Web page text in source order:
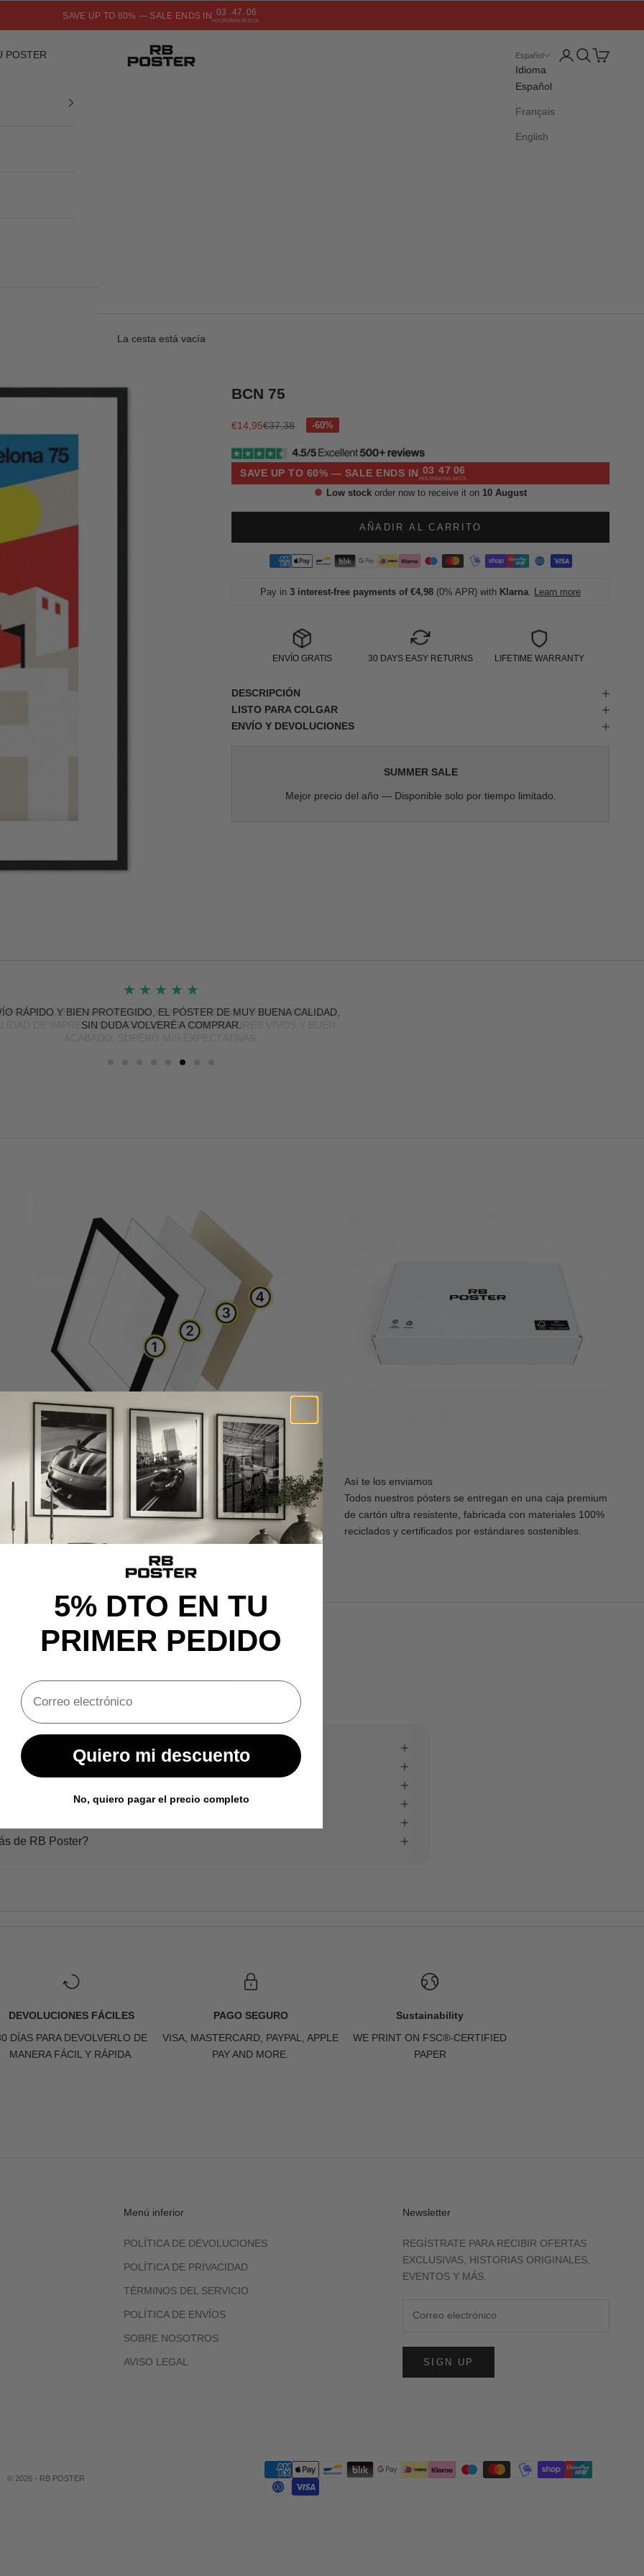
SAVE UP TO 60% — SALE ENDS IN 03
HOURS:47
MINS: 05
SECS
RB POSTER
POSTER Español
Idioma
Español
Français
English
Iniciar sesión
Buscar
Cesta
La cesta está vacía
BCN 75
Precio de oferta
€14,95Precio normal
€37,38
SAVE UP TO 60% — SALE ENDS IN 03
HOURS
47
MINS
05
SECS
Low stockorder now to receive it on 10 August
AÑADIR AL CARRITO
Pay in3 interest-free payments of €4,98 (0% APR) with Klarna. Learn more
ENVÍO GRATIS 30 DAYS EASY RETURNS LIFETIME WARRANTY
DESCRIPCIÓN
LISTO PARA COLGAR
ENVÍO Y DEVOLUCIONES
SUMMER SALE
Mejor precio del año — Disponible solo por tiempo limitado.
★ ★ ★ ★ ★
PÓSTER LLEGÓ MUY RÁPIDO Y EN PERFECTAS CONDICIONES. LA
DE IMPRESIÓN ES EXCELENTE, CON COLORES VIVOS Y BUEN
CALIDAD DE MUSEO
Cada poster se produce con materiales premium y un
proceso cuidado al detalle, desde la impresión de alta
definición hasta el montaje final, ofreciendo una pieza con
calidad de museo y acabado excepcional.
Así te los enviamos
Todos nuestros pósters se entregan en una caja premium
de cartón ultra resistente, fabricada con materiales 100%
reciclados y certificados por estándares sostenibles.
Nosotros tenemos las respuestas.
incluido?
llegar mi pedido?
llega dañado?
de RB Poster?
DEVOLUCIONES FÁCILES
DÍAS PARA DEVOLVERLO DE
MANERA FÁCIL Y RÁPIDA.
PAGO SEGURO
VISA, MASTERCARD, PAYPAL, APPLE
PAY AND MORE.
Sustainability
WE PRINT ON FSC®-CERTIFIED
PAPER
Menú inferior
POLÍTICA DE DEVOLUCIONES
POLÍTICA DE PRIVACIDAD
TÉRMINOS DEL SERVICIO
POLÍTICA DE ENVÍOS
SOBRE NOSOTROS
AVISO LEGAL
Newsletter
REGÍSTRATE PARA RECIBIR OFERTAS
EXCLUSIVAS, HISTORIAS ORIGINALES,
EVENTOS Y MÁS.
SIGN UP
© 2026 - RB POSTER
5% DTO EN TU
PRIMER PEDIDO
Quiero mi descuento
No, quiero pagar el precio completo